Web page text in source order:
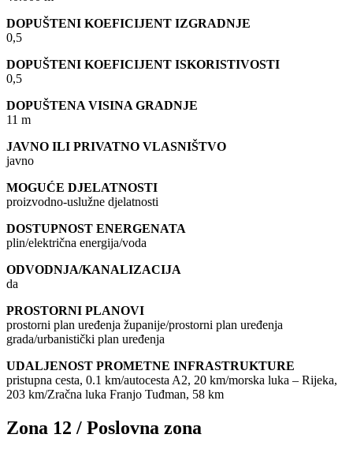
DOPUŠTENI KOEFICIJENT IZGRADNJE
0,5
DOPUŠTENI KOEFICIJENT ISKORISTIVOSTI
0,5
DOPUŠTENA VISINA GRADNJE
11 m
JAVNO ILI PRIVATNO VLASNIŠTVO
javno
MOGUĆE DJELATNOSTI
proizvodno-uslužne djelatnosti
DOSTUPNOST ENERGENATA
plin/električna energija/voda
ODVODNJA/KANALIZACIJA
da
PROSTORNI PLANOVI
prostorni plan uređenja županije/prostorni plan uređenja
grada/urbanistički plan uređenja
UDALJENOST PROMETNE INFRASTRUKTURE
pristupna cesta, 0.1 km/autocesta A2, 20 km/morska luka – Rijeka,
203 km/Zračna luka Franjo Tuđman, 58 km
Zona 12 / Poslovna zona